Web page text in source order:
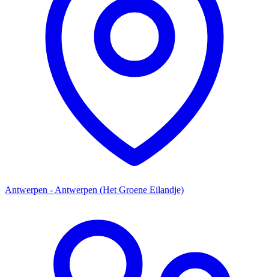
Antwerpen - Antwerpen (Het Groene Eilandje)